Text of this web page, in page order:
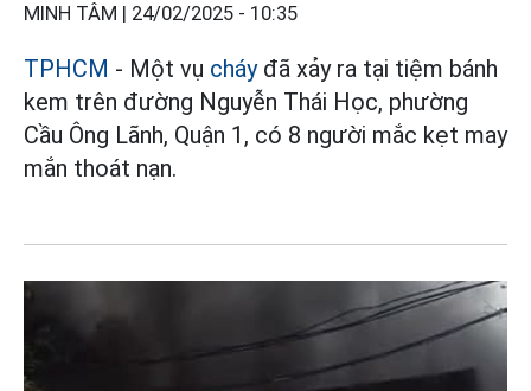
MINH TÂM | 24/02/2025 - 10:35
TPHCM - Một vụ cháyđã xảy ra tại tiệm bánh
kem trên đường Nguyễn Thái Học, phường
Cầu Ông Lãnh, Quận 1, có 8 người mắc kẹt may
mắn thoát nạn.